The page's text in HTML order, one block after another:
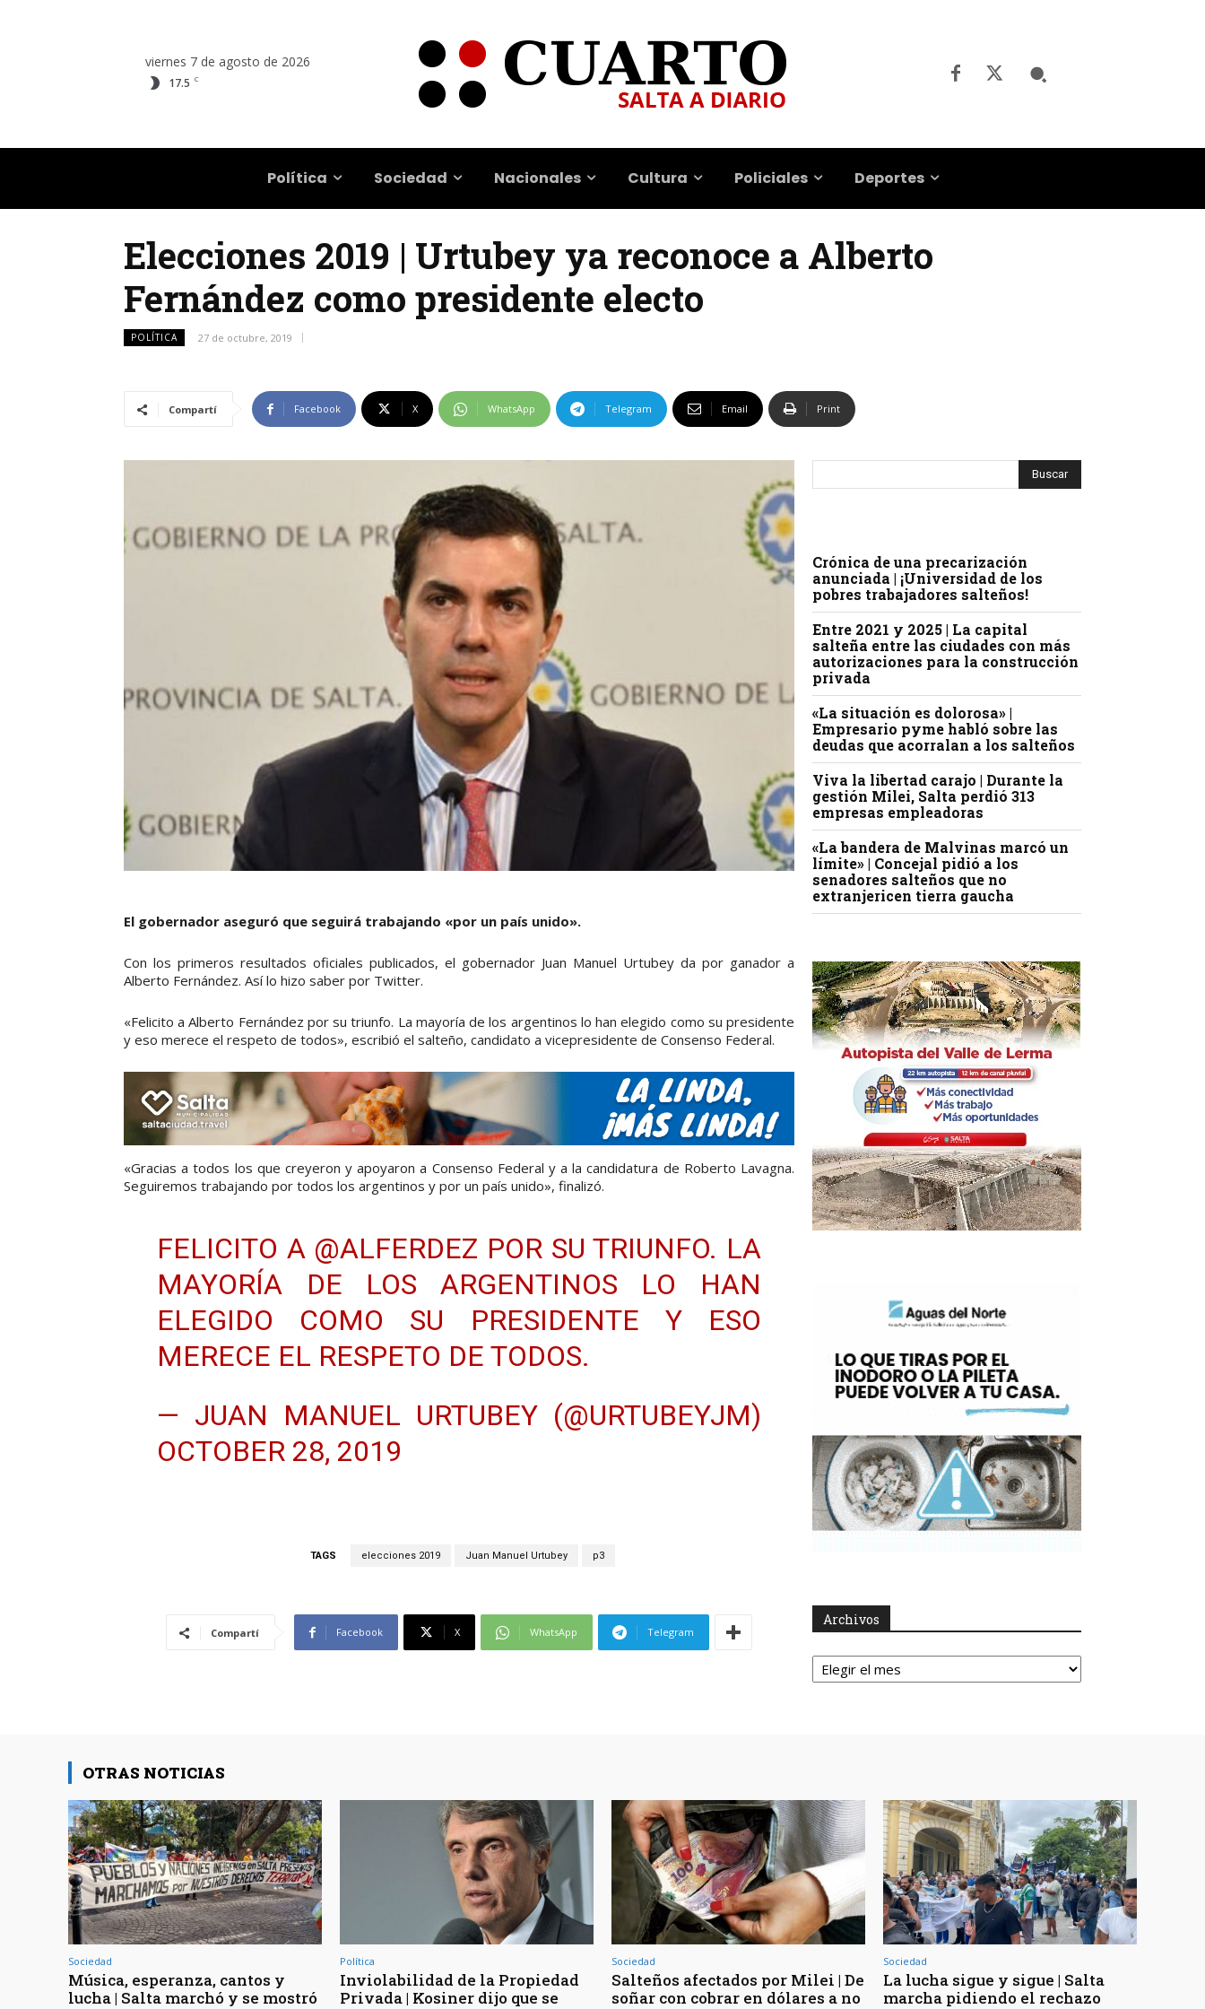
viernes 7 de agosto de 2026
17.5 C
Política Sociedad Nacionales Cultura Policiales Deportes
Elecciones 2019 | Urtubey ya reconoce a Alberto
Fernández como presidente electo
POLÍTICA 27 de octubre, 2019
Compartí Facebook X WhatsApp Telegram Email Print
El gobernador aseguró que seguirá trabajando «por un país unido».
Con los primeros resultados oficiales publicados, el gobernador Juan Manuel Urtubey da por ganador a
Alberto Fernández. Así lo hizo saber por Twitter.
«Felicito a Alberto Fernández por su triunfo. La mayoría de los argentinos lo han elegido como su presidente
y eso merece el respeto de todos», escribió el salteño, candidato a vicepresidente de Consenso Federal.
«Gracias a todos los que creyeron y apoyaron a Consenso Federal y a la candidatura de Roberto Lavagna.
Seguiremos trabajando por todos los argentinos y por un país unido», finalizó.
FELICITO A @ALFERDEZ POR SU TRIUNFO. LA
MAYORÍA DE LOS ARGENTINOS LO HAN
ELEGIDO COMO SU PRESIDENTE Y ESO
MERECE EL RESPETO DE TODOS.
— JUAN MANUEL URTUBEY (@URTUBEYJM)
OCTOBER 28, 2019
TAGS elecciones 2019 Juan Manuel Urtubey p3
Compartí Facebook X WhatsApp Telegram
Crónica de una precarización
anunciada | ¡Universidad de los
pobres trabajadores salteños!
Entre 2021 y 2025 | La capital
salteña entre las ciudades con más
autorizaciones para la construcción
privada
«La situación es dolorosa» |
Empresario pyme habló sobre las
deudas que acorralan a los salteños
Viva la libertad carajo | Durante la
gestión Milei, Salta perdió 313
empresas empleadoras
«La bandera de Malvinas marcó un
límite» | Concejal pidió a los
senadores salteños que no
extranjericen tierra gaucha
Archivos
Archivos
OTRAS NOTICIAS
Sociedad
Música, esperanza, cantos y
lucha | Salta marchó y se mostró
Política
Inviolabilidad de la Propiedad
Privada | Kosiner dijo que se
Sociedad
Salteños afectados por Milei | De
soñar con cobrar en dólares a no
Sociedad
La lucha sigue y sigue | Salta
marcha pidiendo el rechazo